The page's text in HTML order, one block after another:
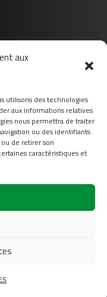
aux
utilisons des technologies
aux informations relatives
nous permettra de traiter
ou des identifiants
de retirer son
caractéristiques et